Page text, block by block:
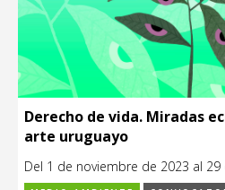
Derecho de vida. Miradas
arte uruguayo
Del 1 de noviembre de 2023 al